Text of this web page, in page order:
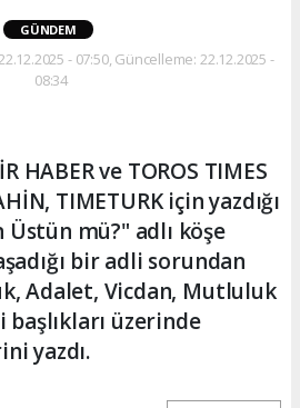
GÜNDEM
- 07:50, Güncelleme: 22.12.2025 -
08:34
HABER ve TOROS TIMES
TIMETURK için yazdığı
mü?" adlı köşe
bir adli sorundan
Adalet, Vicdan, Mutluluk
üzerinde
yazdı.